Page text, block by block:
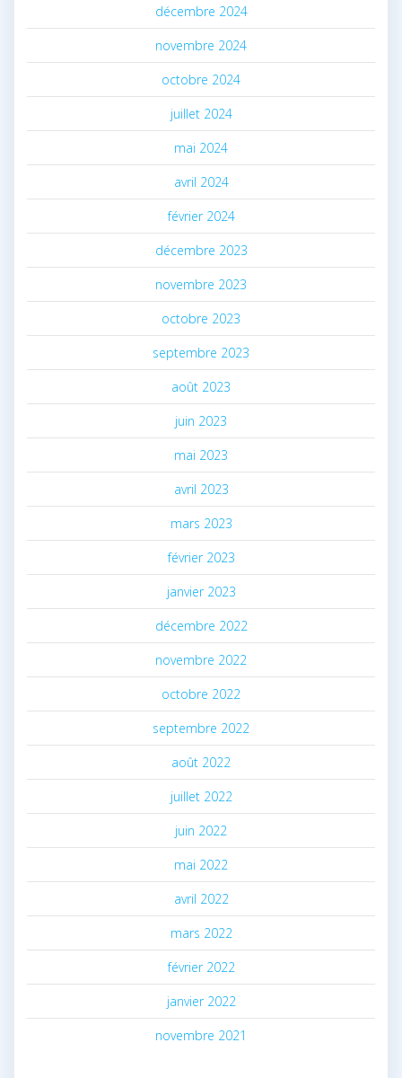
décembre 2024
novembre 2024
octobre 2024
juillet 2024
mai 2024
avril 2024
février 2024
décembre 2023
novembre 2023
octobre 2023
septembre 2023
août 2023
juin 2023
mai 2023
avril 2023
mars 2023
février 2023
janvier 2023
décembre 2022
novembre 2022
octobre 2022
septembre 2022
août 2022
juillet 2022
juin 2022
mai 2022
avril 2022
mars 2022
février 2022
janvier 2022
novembre 2021